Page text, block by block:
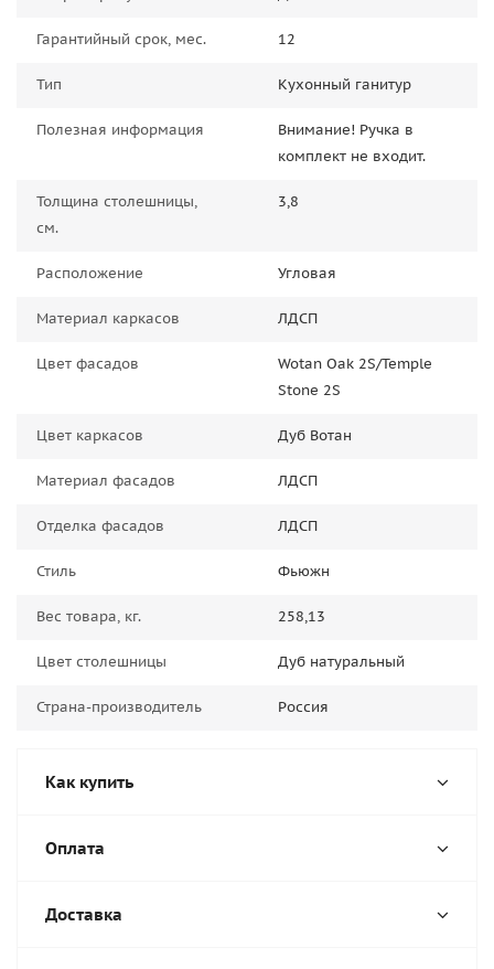
Гарантийный срок, мес. 12
Тип Кухонный ганитур
Полезная информация
Внимание! Ручка в
комплект не входит.
Толщина столешницы,
см.
3,8
Расположение Угловая
Материал каркасов ЛДСП
Цвет фасадов
Wotan Oak 2S/Temple
Stone 2S
Цвет каркасов Дуб Вотан
Материал фасадов ЛДСП
Отделка фасадов ЛДСП
Стиль Фьюжн
Вес товара, кг. 258,13
Цвет столешницы Дуб натуральный
Страна-производитель Россия
Как купить
Оплата
Доставка